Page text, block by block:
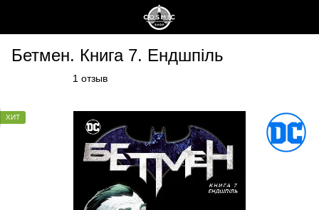
Бетмен. Книга 7. Ендшпіль
1 отзыв
ХИТ